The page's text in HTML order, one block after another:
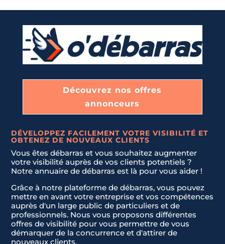
Découvrez nos offres
annonceurs
DÉVELOPPEZ FACILEMENT VOTRE VISIBILITÉ ET
OBTENEZ DE NOUVEAUX CLIENTS
Vous êtes débarras et vous souhaitez augmenter
votre visibilité auprès de vos clients potentiels ?
Notre annuaire de débarras est là pour vous aider !
Grâce à notre plateforme de débarras, vous pouvez
mettre en avant votre entreprise et vos compétences
auprès d'un large public de particuliers et de
professionnels. Nous vous proposons différentes
offres de visibilité pour vous permettre de vous
démarquer de la concurrence et d'attirer de
nouveaux clients.
DÉBARRAS DE MAISONS ET APPARTEMENTS
D'ENTREPRISES ET DE LOCAUX
DÉBLAIEMENT DE CAVES, GARAGES, ET GRENIERS
LIVRAISON ET INSTALLATION DE NOUVEAUX MEUBLES.
JE NE SAIS PAS
Nom & Prénom*
Téléphone
n
i
e
d
S
t
a
Message *